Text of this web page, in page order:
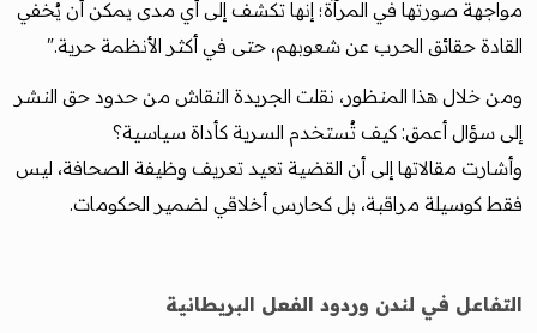
مواجهة صورتها في المرآة؛ إنها تكشف إلى أي مدى يمكن أن يُخفي
القادة حقائق الحرب عن شعوبهم، حتى في أكثر الأنظمة حرية."
ومن خلال هذا المنظور، نقلت الجريدة النقاش من حدود حق النشر
إلى سؤال أعمق: كيف تُستخدم السرية كأداة سياسية؟
وأشارت مقالاتها إلى أن القضية تعيد تعريف وظيفة الصحافة، ليس
فقط كوسيلة مراقبة، بل كحارس أخلاقي لضمير الحكومات.
التفاعل في لندن وردود الفعل البريطانية